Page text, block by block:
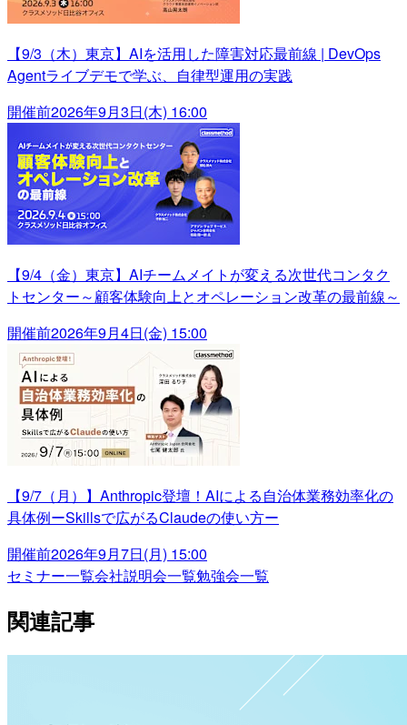
【9/3（木）東京】AIを活用した障害対応最前線 | DevOps
Agentライブデモで学ぶ、自律型運用の実践
開催前2026年9月3日(木) 16:00
【9/4（金）東京】AIチームメイトが変える次世代コンタク
トセンター～顧客体験向上とオペレーション改革の最前線～
開催前2026年9月4日(金) 15:00
【9/7（月）】Anthropic登壇！AIによる自治体業務効率化の
具体例ーSkillsで広がるClaudeの使い方ー
開催前2026年9月7日(月) 15:00
セミナー一覧会社説明会一覧勉強会一覧
関連記事